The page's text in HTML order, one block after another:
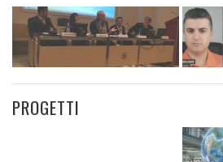
PROGETTI